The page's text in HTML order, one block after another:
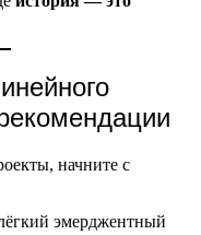
начните с
эмерджентный